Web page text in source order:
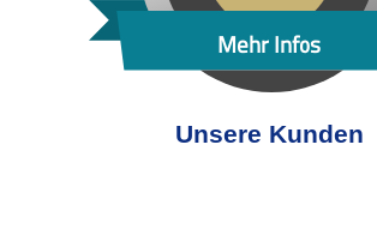
Mehr Infos
Unsere Kunden